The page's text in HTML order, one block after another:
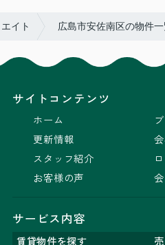
イト 広島市安佐南区の物件
サイトコンテンツ
ホーム
更新情報
スタッフ紹介
お客様の声
サービス内容
賃貸物件を探す